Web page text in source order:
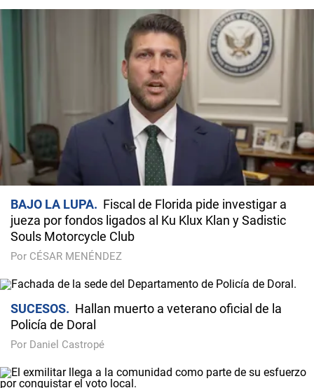
BAJO LA LUPA
Fiscal de Florida pide investigar a
jueza por fondos ligados al Ku Klux Klan y Sadistic
Souls Motorcycle Club
Por CÉSAR MENÉNDEZ
SUCESOS
Hallan muerto a veterano oficial de la
Policía de Doral
Por Daniel Castropé